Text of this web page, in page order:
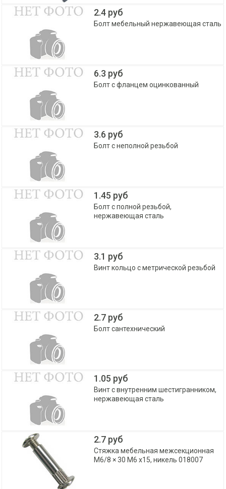
2.4 руб
Болт мебельный нержавеющая сталь
6.3 руб
Болт с фланцем оцинкованный
3.6 руб
Болт с неполной резьбой
1.45 руб
Болт с полной резьбой,
нержавеющая сталь
3.1 руб
Винт кольцо с метрической резьбой
2.7 руб
Болт сантехнический
1.05 руб
Винт с внутренним шестигранником,
нержавеющая сталь
2.7 руб
Стяжка мебельная межсекционная
М6/8 × 30 М6 x15, никель 018007